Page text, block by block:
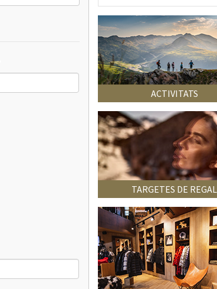
ACTIVITATS
TARGETES DE REGAL